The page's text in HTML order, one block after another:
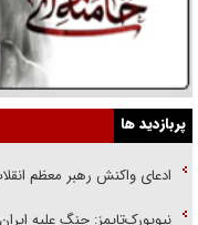
پربازدید ها
ادعای واکنش رهبر معظم
نیویورک‌تایمز: جنگ علیه